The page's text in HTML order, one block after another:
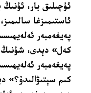
ئۇچىلىق بار، ئۇنىڭ
ئاستىمىزغا
پەيغەمبەر
كەل» دېدى، شۇنىڭ
پەيغەمبەر
كىم سېتىۋالىدۇ؟»